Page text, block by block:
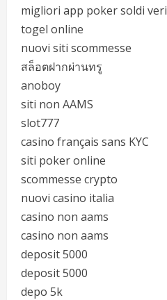
migliori app poker soldi veri
togel online
nuovi siti scommesse
สล็อตฝากผ่านทรู
anoboy
siti non AAMS
slot777
casino français sans KYC
siti poker online
scommesse crypto
nuovi casino italia
casino non aams
casino non aams
deposit 5000
deposit 5000
depo 5k